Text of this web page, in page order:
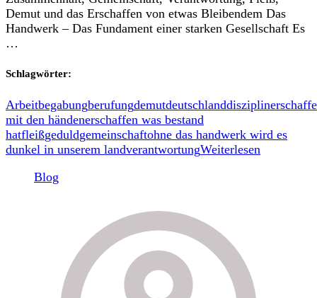
Demut und das Erschaffen von etwas Bleibendem Das
Handwerk – Das Fundament einer starken Gesellschaft Es
…
Schlagwörter:
Arbeitbegabungberufungdemutdeutschlanddisziplin
mit den händenerschaffen was bestand
hatfleißgeduldgemeinschaftohne das handwerk wird es
dunkel in unserem landverantwortungWeiterlesen
Blog